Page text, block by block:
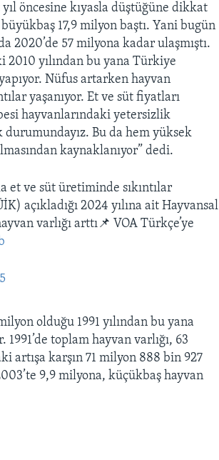
yıl öncesine kıyasla düştüğüne dikkat
17,9 milyon baştı. Yani bugün
2020’de 57 milyona kadar ulaşmıştı.
yılından bu yana Türkiye
Nüfus artarken hayvan
yaşanıyor. Et ve süt fiyatları
hayvanlarındaki yetersizlik
durumundayız. Bu da hem yüksek
kaynaklanıyor” dedi.
et ve süt üretiminde sıkıntılar
açıkladığı 2024 yılına ait Hayvansal
varlığı arttı📌 VOA Türkçe’ye
olduğu 1991 yılından bu yana
1991’de toplam hayvan varlığı, 63
artışa karşın 71 milyon 888 bin 927
9,9 milyona, küçükbaş hayvan